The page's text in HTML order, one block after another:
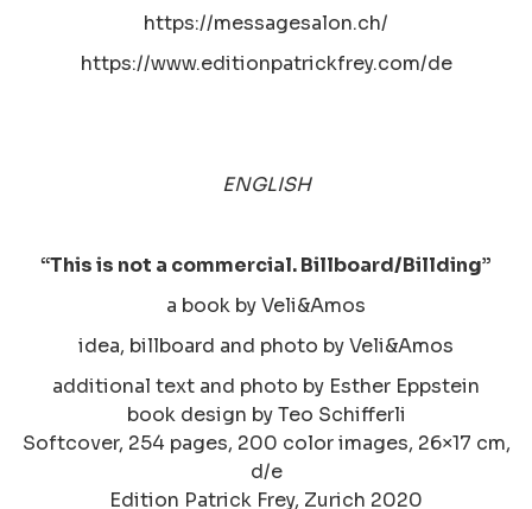
https://messagesalon.ch/
https://www.editionpatrickfrey.com/de
ENGLISH
“This is not a commercial. Billboard/Billding”
a book by Veli&Amos
idea, billboard and photo by Veli&Amos
additional text and photo by Esther Eppstein
book design by Teo Schifferli
Softcover, 254 pages, 200 color images, 26×17 cm,
d/e
Edition Patrick Frey, Zurich 2020